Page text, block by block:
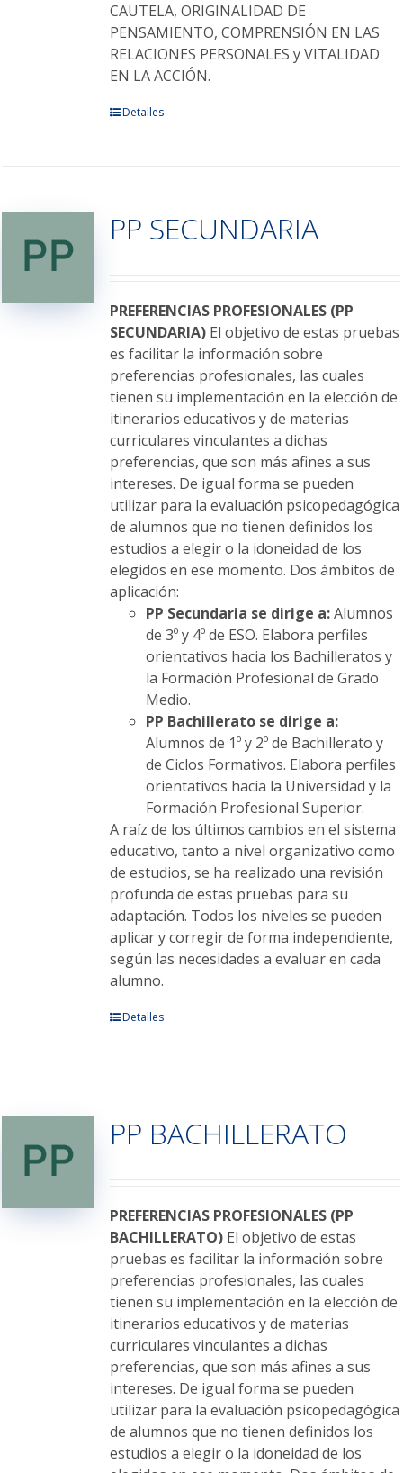
CAUTELA, ORIGINALIDAD DE
PENSAMIENTO, COMPRENSIÓN EN LAS
RELACIONES PERSONALES y VITALIDAD
EN LA ACCIÓN.
Este
Las
opciones
elegir
en
la
página
de
producto
Detalles
PP SECUNDARIA
PREFERENCIAS PROFESIONALES (PP
SECUNDARIA)El objetivo de estas pruebas
es facilitar la información sobre
preferencias profesionales, las cuales
tienen su implementación en la elección de
itinerarios educativos y de materias
curriculares vinculantes a dichas
preferencias, que son más afines a sus
intereses. De igual forma se pueden
utilizar para la evaluación psicopedagógica
de alumnos que no tienen definidos los
estudios a elegir o la idoneidad de los
elegidos en ese momento. Dos ámbitos de
aplicación:
PP Secundaria se dirige a:Alumnos
de 3º y 4º de ESO. Elabora perfiles
orientativos hacia los Bachilleratos y
la Formación Profesional de Grado
Medio.
PP Bachillerato se dirige a:
Alumnos de 1º y 2º de Bachillerato y
de Ciclos Formativos. Elabora perfiles
orientativos hacia la Universidad y la
Formación Profesional Superior.
A raíz de los últimos cambios en el sistema
educativo, tanto a nivel organizativo como
de estudios, se ha realizado una revisión
profunda de estas pruebas para su
adaptación. Todos los niveles se pueden
aplicar y corregir de forma independiente,
según las necesidades a evaluar en cada
alumno.
Este
Las
opciones
elegir
en
la
página
de
producto
Detalles
PP BACHILLERATO
PREFERENCIAS PROFESIONALES (PP
BACHILLERATO)El objetivo de estas
pruebas es facilitar la información sobre
preferencias profesionales, las cuales
tienen su implementación en la elección de
itinerarios educativos y de materias
curriculares vinculantes a dichas
preferencias, que son más afines a sus
intereses. De igual forma se pueden
utilizar para la evaluación psicopedagógica
de alumnos que no tienen definidos los
estudios a elegir o la idoneidad de los